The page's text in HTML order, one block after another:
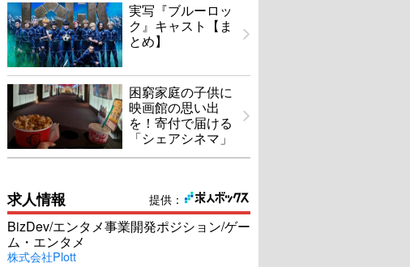
実写『ブルーロッ
ク』キャスト【ま
とめ】
困窮家庭の子供に
映画館の思い出
を！寄付で届ける
「シェアシネマ」
提供：
求人情報
BizDev/エンタメ事業開発ポジション/ゲー
ム・エンタメ
株式会社Plott